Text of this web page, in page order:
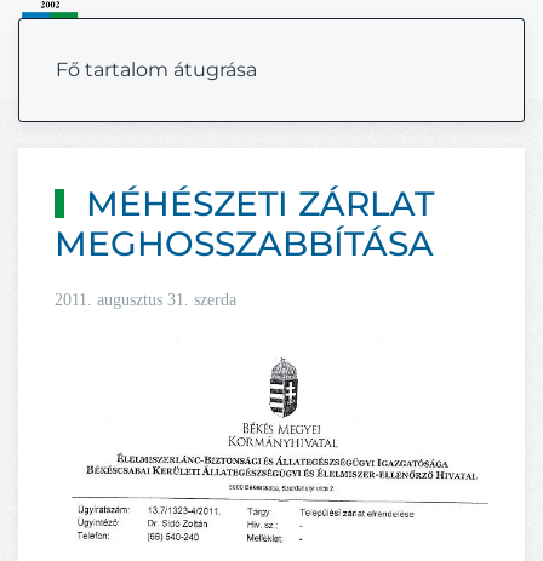
Fő tartalom átugrása
MÉHÉSZETI ZÁRLAT
MEGHOSSZABBÍTÁSA
2011. augusztus 31. szerda